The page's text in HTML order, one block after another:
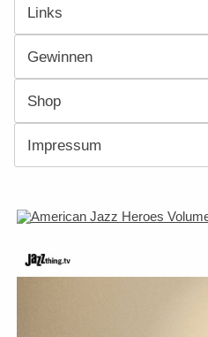
Links
Gewinnen
Shop
Impressum